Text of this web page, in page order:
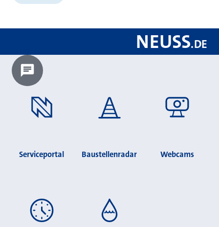
NEUSS.DE
Chatbot laden?
Serviceportal Baustellenradar Webcams